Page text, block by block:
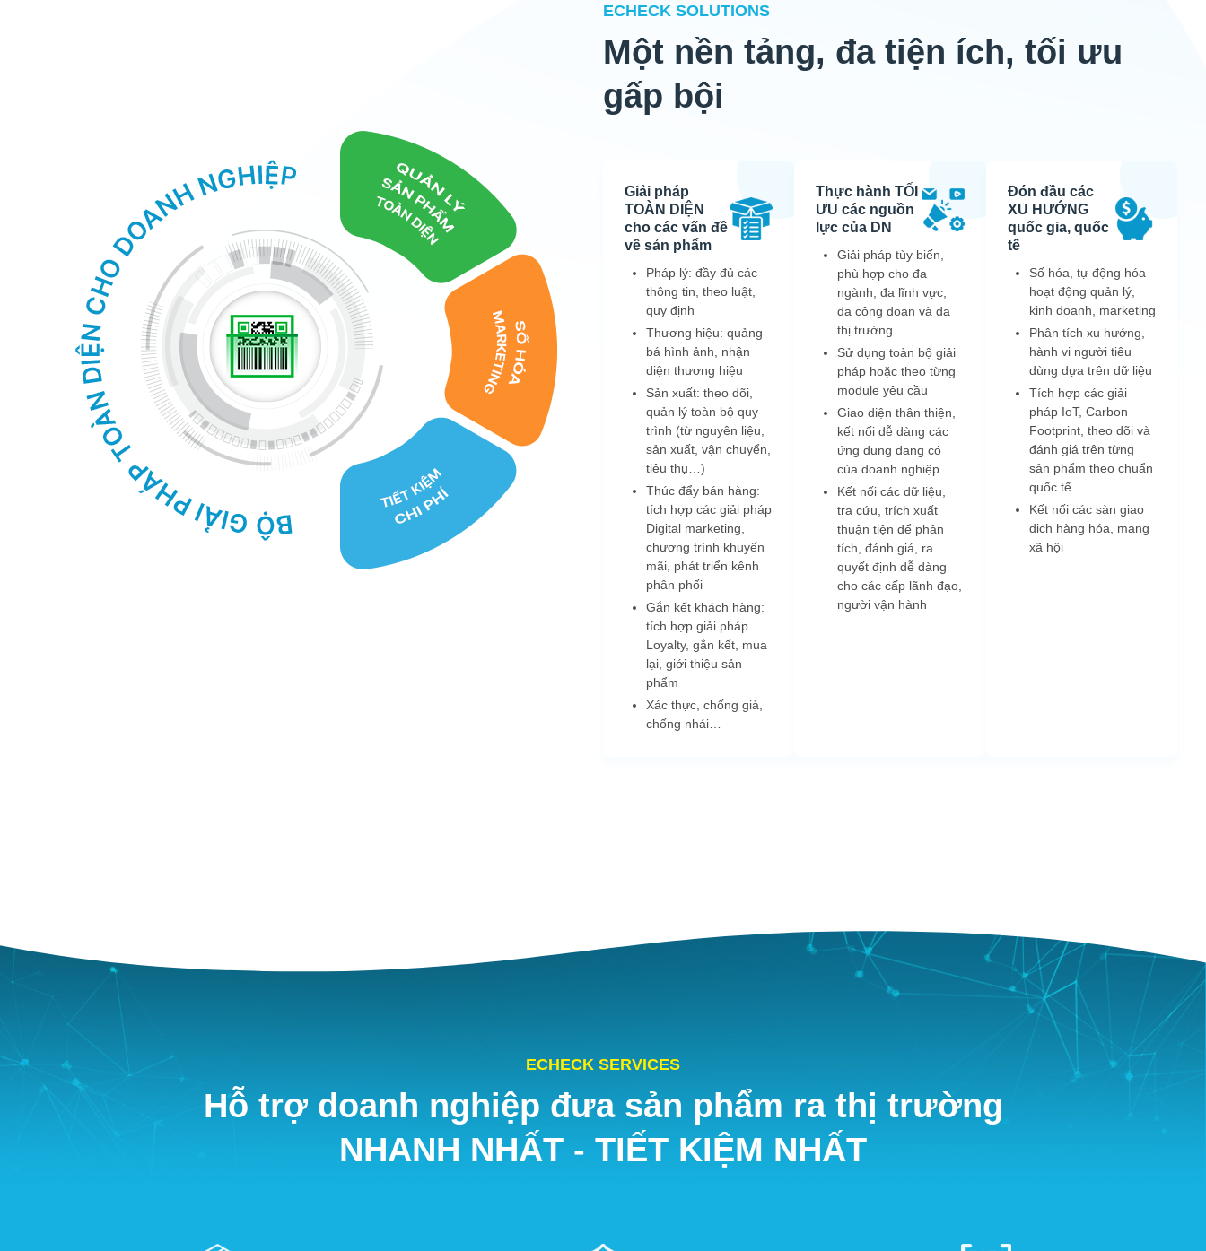
ECHECK SOLUTIONS
Một nền tảng, đa tiện ích, tối ưu
gấp bội
Giải pháp
TOÀN DIỆN
cho các vấn đề
về sản phẩm
Pháp lý: đầy đủ các
thông tin, theo luật,
quy định
Thương hiệu: quảng
bá hình ảnh, nhận
diện thương hiệu
Sản xuất: theo dõi,
quản lý toàn bộ quy
trình (từ nguyên liệu,
sản xuất, vận chuyển,
tiêu thụ…)
Thúc đẩy bán hàng:
tích hợp các giải pháp
Digital marketing,
chương trình khuyến
mãi, phát triển kênh
phân phối
Gắn kết khách hàng:
tích hợp giải pháp
Loyalty, gắn kết, mua
lại, giới thiệu sản
phẩm
Xác thực, chống giả,
chống nhái…
Thực hành TỐI
ƯU các nguồn
lực của DN
Giải pháp tùy biến,
phù hợp cho đa
ngành, đa lĩnh vực,
đa công đoạn và đa
thị trường
Sử dụng toàn bộ giải
pháp hoặc theo từng
module yêu cầu
Giao diện thân thiện,
kết nối dễ dàng các
ứng dụng đang có
của doanh nghiệp
Kết nối các dữ liệu,
tra cứu, trích xuất
thuận tiện để phân
tích, đánh giá, ra
quyết định dễ dàng
cho các cấp lãnh đạo,
người vận hành
Đón đầu các
XU HƯỚNG
quốc gia, quốc
tế
Số hóa, tự động hóa
hoạt động quản lý,
kinh doanh, marketing
Phân tích xu hướng,
hành vi người tiêu
dùng dựa trên dữ liệu
Tích hợp các giải
pháp IoT, Carbon
Footprint, theo dõi và
đánh giá trên từng
sản phẩm theo chuẩn
quốc tế
Kết nối các sàn giao
dịch hàng hóa, mạng
xã hội
ECHECK SERVICES
Hỗ trợ doanh nghiệp đưa sản phẩm ra thị trường
NHANH NHẤT - TIẾT KIỆM NHẤT